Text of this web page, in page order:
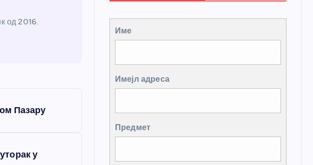
од 2016.
Пазару
у
Име
Имејл адреса
Предмет